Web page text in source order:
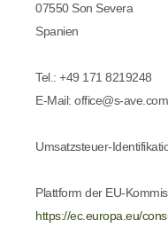
07550 Son Severa
Spanien
Tel.: +49 171 8219248
E-Mail: office@s-ave.com
Umsatzsteuer-
Plattform der EU-
https://ec.europa.eu/